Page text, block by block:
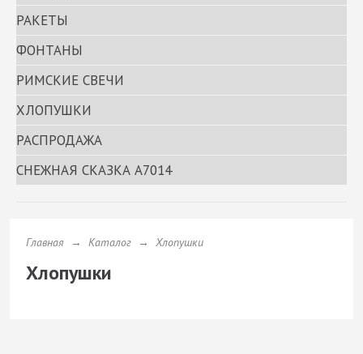
РАКЕТЫ
ФОНТАНЫ
РИМСКИЕ СВЕЧИ
ХЛОПУШКИ
РАСПРОДАЖА
СНЕЖНАЯ СКАЗКА А7014
Главная →Каталог → Хлопушки
Хлопушки